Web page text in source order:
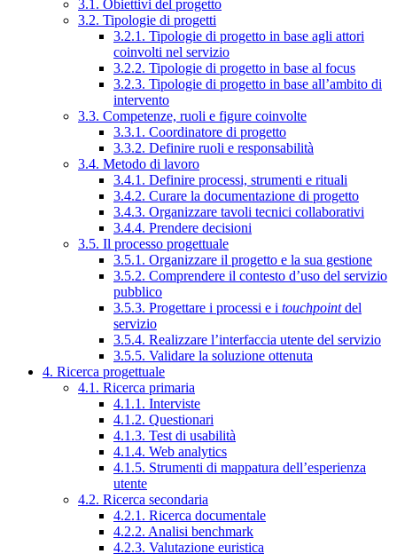
3.1. Obiettivi del progetto
3.2. Tipologie di progetti
3.2.1. Tipologie di progetto in base agli attori
coinvolti nel servizio
3.2.2. Tipologie di progetto in base al focus
3.2.3. Tipologie di progetto in base all’ambito di
intervento
3.3. Competenze, ruoli e figure coinvolte
3.3.1. Coordinatore di progetto
3.3.2. Definire ruoli e responsabilità
3.4. Metodo di lavoro
3.4.1. Definire processi, strumenti e rituali
3.4.2. Curare la documentazione di progetto
3.4.3. Organizzare tavoli tecnici collaborativi
3.4.4. Prendere decisioni
3.5. Il processo progettuale
3.5.1. Organizzare il progetto e la sua gestione
3.5.2. Comprendere il contesto d’uso del servizio
pubblico
3.5.3. Progettare i processi e i touchpointdel
servizio
3.5.4. Realizzare l’interfaccia utente del servizio
3.5.5. Validare la soluzione ottenuta
4. Ricerca progettuale
4.1. Ricerca primaria
4.1.1. Interviste
4.1.2. Questionari
4.1.3. Test di usabilità
4.1.4. Web analytics
4.1.5. Strumenti di mappatura dell’esperienza
utente
4.2. Ricerca secondaria
4.2.1. Ricerca documentale
4.2.2. Analisi benchmark
4.2.3. Valutazione euristica